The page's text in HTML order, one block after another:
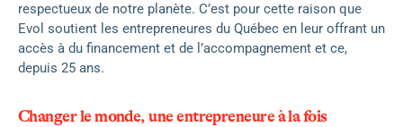
respectueux de notre planète. C’est pour cette raison que
Evol soutient les entrepreneures du Québec en leur offrant un
accès à du financement et de l’accompagnement et ce,
depuis 25 ans.
Changer le monde, une entrepreneure à la fois